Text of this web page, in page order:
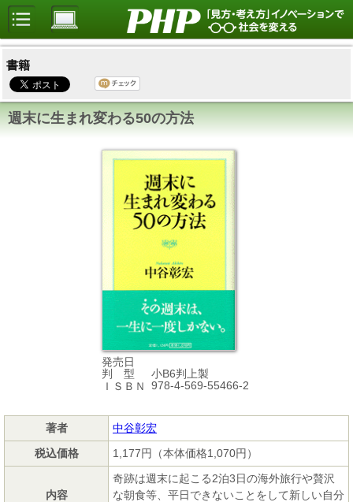
書籍
週末に生まれ変わる50の方法
発売日
判 型
小B6判上製
ＩＳＢＮ
978-4-569-55466-2
著者
中谷彰宏
税込価格
1,177円（本体価格1,070円）
内容
奇跡は週末に起こる2泊3日の海外旅行や贅沢
な朝食等、平日できないことをして新しい自分